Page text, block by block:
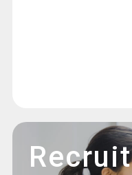
Recruit